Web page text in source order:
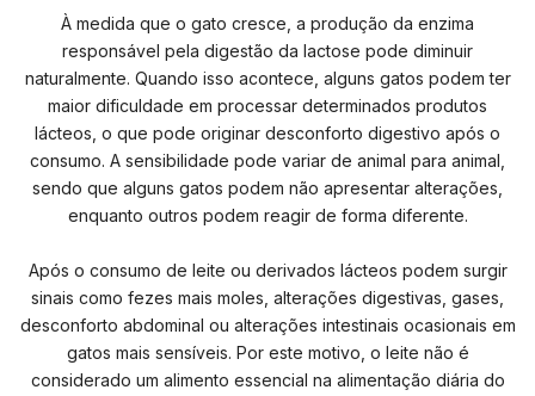
À medida que o gato cresce, a produção da enzima
responsável pela digestão da lactose pode diminuir
naturalmente. Quando isso acontece, alguns gatos podem ter
maior dificuldade em processar determinados produtos
lácteos, o que pode originar desconforto digestivo após o
consumo. A sensibilidade pode variar de animal para animal,
sendo que alguns gatos podem não apresentar alterações,
enquanto outros podem reagir de forma diferente.
Após o consumo de leite ou derivados lácteos podem surgir
sinais como fezes mais moles, alterações digestivas, gases,
desconforto abdominal ou alterações intestinais ocasionais em
gatos mais sensíveis. Por este motivo, o leite não é
considerado um alimento essencial na alimentação diária do